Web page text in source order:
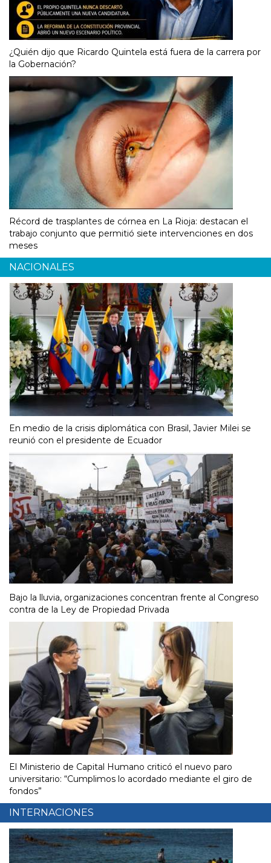
¿Quién dijo que Ricardo Quintela está fuera de la carrera por
la Gobernación?
Récord de trasplantes de córnea en La Rioja: destacan el
trabajo conjunto que permitió siete intervenciones en dos
meses
NACIONALES
En medio de la crisis diplomática con Brasil, Javier Milei se
reunió con el presidente de Ecuador
Bajo la lluvia, organizaciones concentran frente al Congreso
contra de la Ley de Propiedad Privada
El Ministerio de Capital Humano criticó el nuevo paro
universitario: “Cumplimos lo acordado mediante el giro de
fondos”
INTERNACIONES